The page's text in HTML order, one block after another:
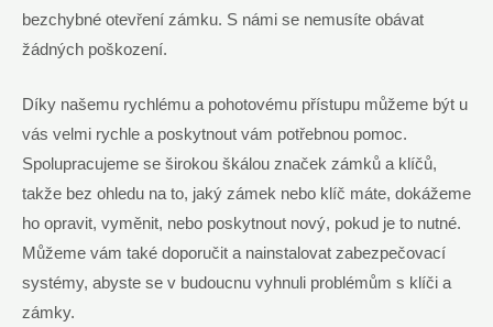
bezchybné otevření zámku. S námi se nemusíte obávat
žádných poškození.
Díky našemu rychlému a pohotovému přístupu můžeme být u
vás velmi rychle a poskytnout vám potřebnou pomoc.
Spolupracujeme se širokou škálou značek zámků a klíčů,
takže bez ohledu na to, jaký zámek nebo klíč máte, dokážeme
ho opravit, vyměnit, nebo poskytnout nový, pokud je to nutné.
Můžeme vám také doporučit a nainstalovat zabezpečovací
systémy, abyste se v budoucnu vyhnuli problémům s klíči a
zámky.